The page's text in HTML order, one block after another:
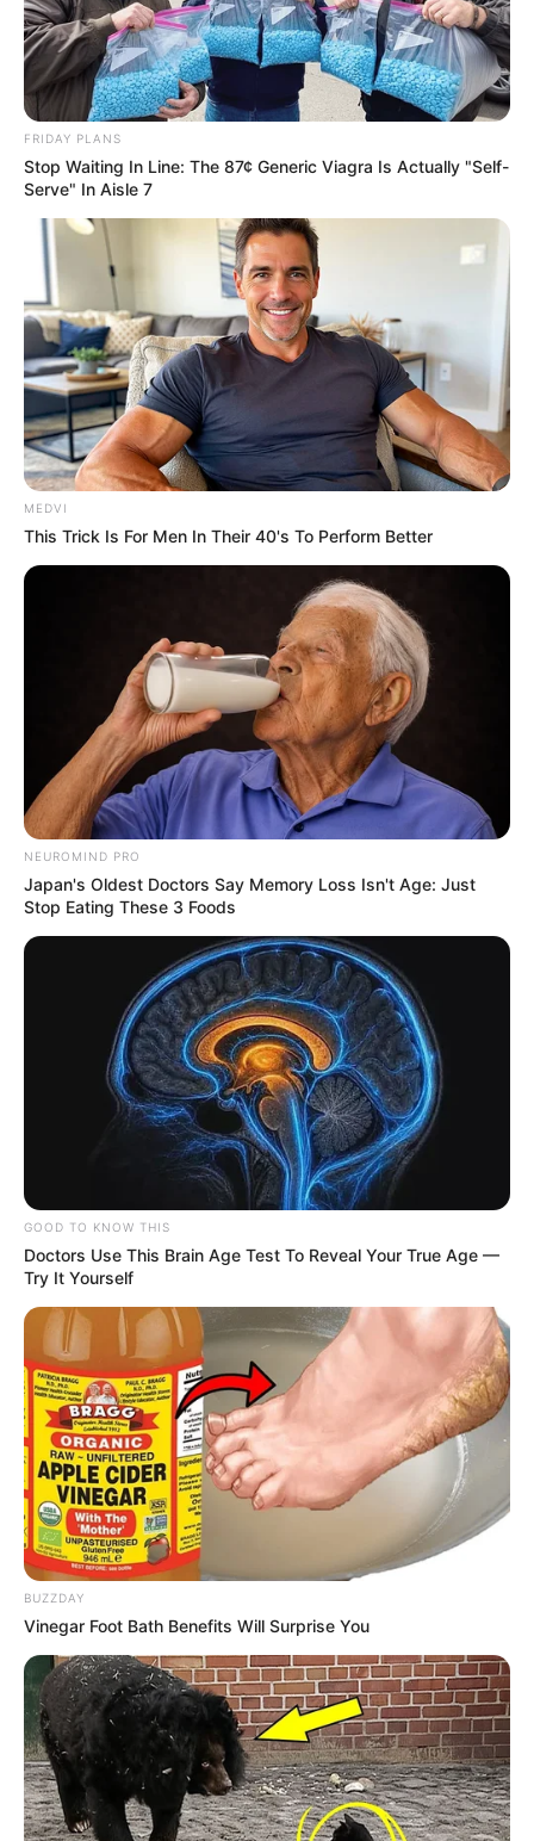
FRIDAY PLANS
Stop Waiting In Line: The 87¢ Generic Viagra Is Actually "Self-
Serve" In Aisle 7
MEDVI
This Trick Is For Men In Their 40's To Perform Better
NEUROMIND PRO
Japan's Oldest Doctors Say Memory Loss Isn't Age: Just
Stop Eating These 3 Foods
GOOD TO KNOW THIS
Doctors Use This Brain Age Test To Reveal Your True Age —
Try It Yourself
BUZZDAY
Vinegar Foot Bath Benefits Will Surprise You